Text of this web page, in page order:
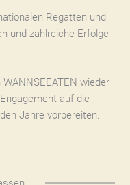
Regatten und
und zahlreiche Erfolge
wieder
auf die
Jahre vorbereiten.